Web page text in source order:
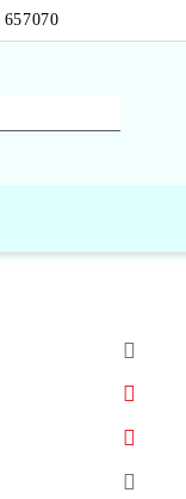
и масло
изправители,